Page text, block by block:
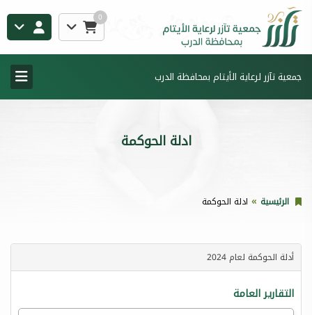
0
جمعية تآزر لرعاية الأيتام بمحافظة الدرب
ادلة الحوكمة
الرئيسية ادلة الحوكمة
أدلة الحوكمة لعام 2024
التقارير العامة